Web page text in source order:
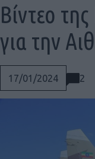
17/01/2024 2
Βίντεο
για την